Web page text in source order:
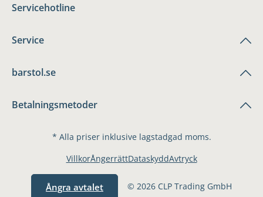
Servicehotline
Service
barstol.se
Betalningsmetoder
* Alla priser inklusive lagstadgad moms.
Ångra avtalet © 2026 CLP Trading GmbH
VillkorÅngerrättDataskyddAvtryck